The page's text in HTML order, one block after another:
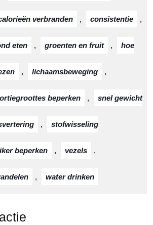
verbranden , consistentie ,
eten , groenten en fruit , hoe
, lichaamsbeweging ,
beperken , snel gewicht
, stofwisseling
beperken , vezels ,
, water drinken